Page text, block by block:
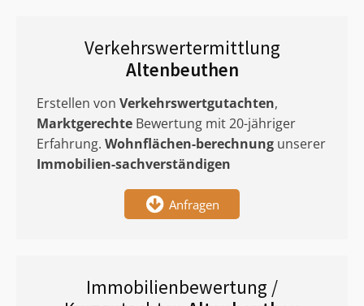
Verkehrswertermittlung
Altenbeuthen
Erstellen von Verkehrswertgutachten,
Marktgerechte Bewertung mit 20-jähriger
Erfahrung. Wohnflächen-berechnung unserer
Immobilien-sachverständigen
Anfragen
Immobilienbewertung /